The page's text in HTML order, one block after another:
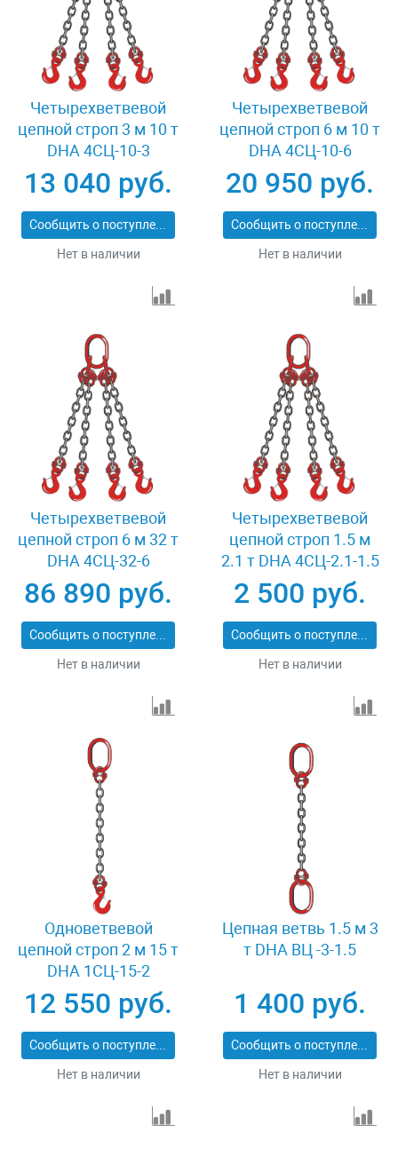
Четырехветвевой
цепной строп 3 м 10 т
DHA 4СЦ-10-3
13 040 руб.
Сообщить о поступлении
Нет в наличии
Четырехветвевой
цепной строп 6 м 10 т
DHA 4СЦ-10-6
20 950 руб.
Сообщить о поступлении
Нет в наличии
Четырехветвевой
цепной строп 6 м 32 т
DHA 4СЦ-32-6
86 890 руб.
Сообщить о поступлении
Нет в наличии
Четырехветвевой
цепной строп 1.5 м
2.1 т DHA 4СЦ-2.1-1.5
2 500 руб.
Сообщить о поступлении
Нет в наличии
Одноветвевой
цепной строп 2 м 15 т
DHA 1СЦ-15-2
12 550 руб.
Сообщить о поступлении
Нет в наличии
Цепная ветвь 1.5 м 3
т DHA ВЦ -3-1.5
1 400 руб.
Сообщить о поступлении
Нет в наличии